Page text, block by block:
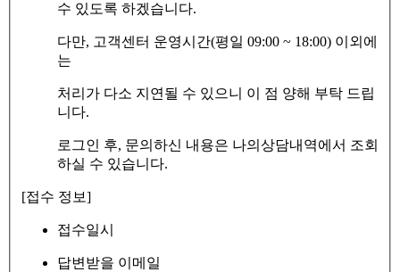
수 있도록 하겠습니다.
다만, 고객센터 운영시간(평일 09:00 ~ 18:00) 이외에
는
처리가 다소 지연될 수 있으니 이 점 양해 부탁 드립
니다.
로그인 후, 문의하신 내용은 나의상담내역에서 조회
하실 수 있습니다.
[접수 정보]
접수일시
답변받을 이메일